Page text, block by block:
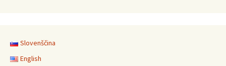
Slovenščina
English